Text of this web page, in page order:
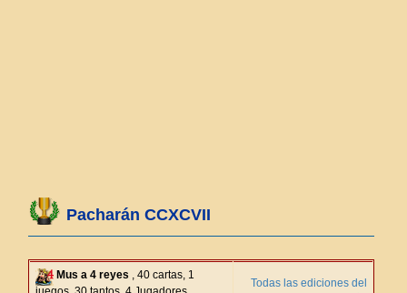
Pacharán CCXCVII
Mus a 4 reyes , 40 cartas, 1
Todas las ediciones del